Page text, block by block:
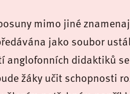
mimo jiné
jako soubor
anglofonních didaktiků
žáky učit schopnosti